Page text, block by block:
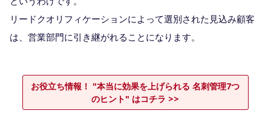
リードクオリフィケーションによって選別された見込み顧客
は、営業部門に引き継がれることになります。
お役立ち情報！ "本当に効果を上げられる 名刺管理7つ
のヒント" はコチラ >>